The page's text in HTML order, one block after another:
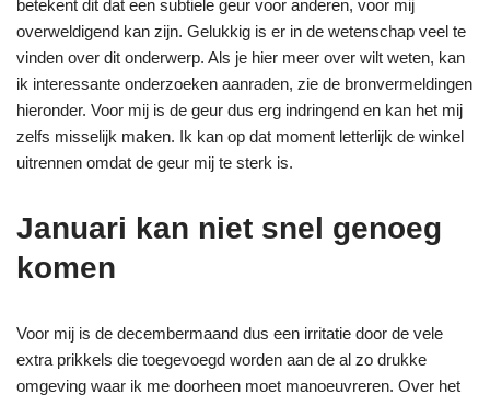
betekent dit dat een subtiele geur voor anderen, voor mij
overweldigend kan zijn. Gelukkig is er in de wetenschap veel te
vinden over dit onderwerp. Als je hier meer over wilt weten, kan
ik interessante onderzoeken aanraden, zie de bronvermeldingen
hieronder. Voor mij is de geur dus erg indringend en kan het mij
zelfs misselijk maken. Ik kan op dat moment letterlijk de winkel
uitrennen omdat de geur mij te sterk is.
Januari kan niet snel genoeg
komen
Voor mij is de decembermaand dus een irritatie door de vele
extra prikkels die toegevoegd worden aan de al zo drukke
omgeving waar ik me doorheen moet manoeuvreren. Over het